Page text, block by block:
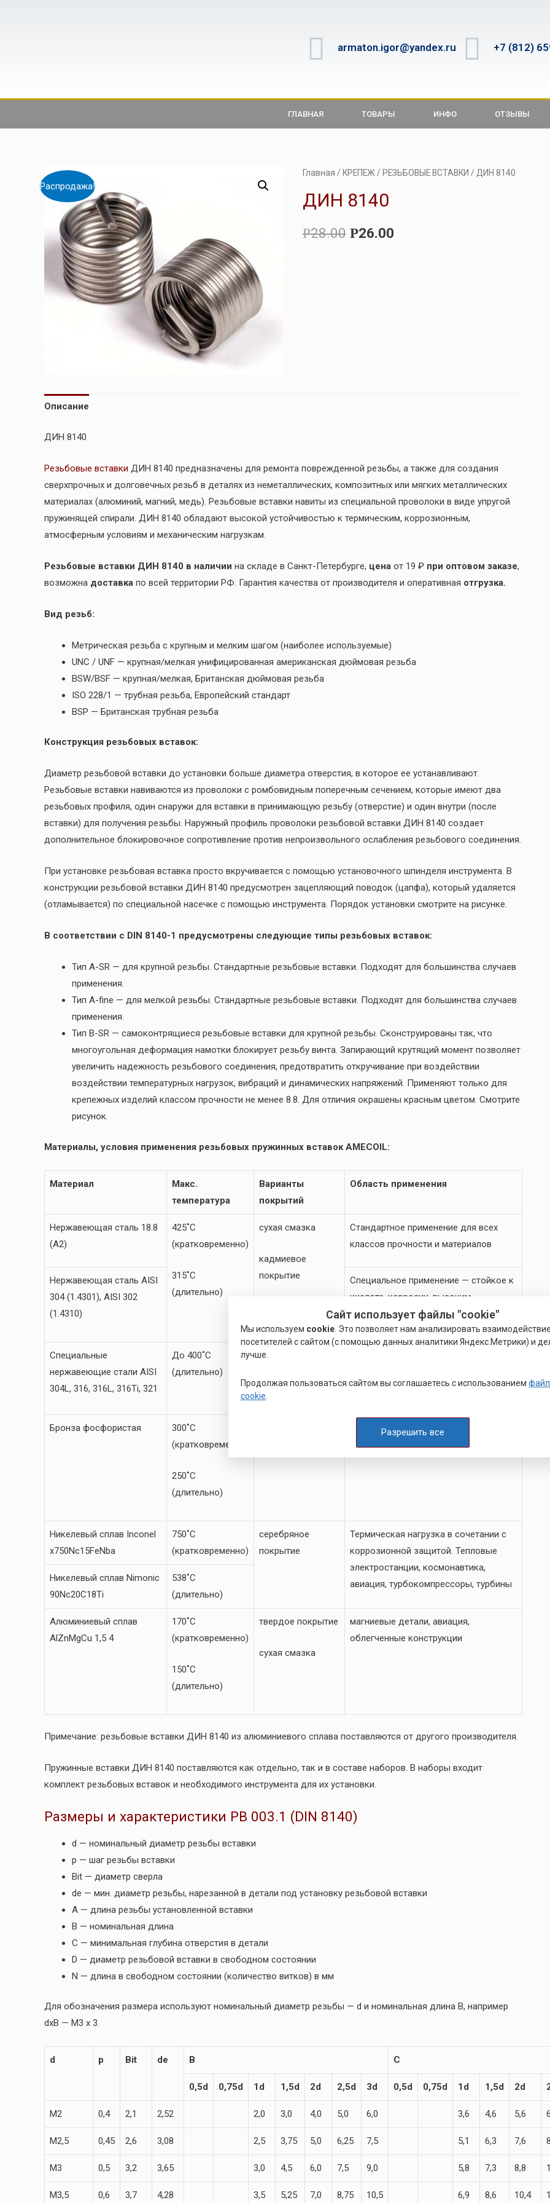
armaton.igor@yandex.ru +7 (812)
ГЛАВНАЯ ТОВАРЫ ИНФО ОТЗЫВЫ
Распродажа!
Главная / КРЕПЕЖ / РЕЗЬБОВЫЕ ВСТАВКИ / ДИН 8140
ДИН 8140
Р28.00 Р26.00
Описание
ДИН 8140
Резьбовые вставки ДИН 8140 предназначены для ремонта поврежденной резьбы, а также для создания
сверхпрочных и долговечных резьб в деталях из неметаллических, композитных или мягких металлических
материалах (алюминий, магний, медь). Резьбовые вставки навиты из специальной проволоки в виде упругой
пружинящей спирали. ДИН 8140 обладают высокой устойчивостью к термическим, коррозионным,
атмосферным условиям и механическим нагрузкам.
Резьбовые вставки ДИН 8140 в наличии на складе в Санкт-Петербурге, цена от 19 ₽ при оптовом заказе,
возможна доставка по всей территории РФ. Гарантия качества от производителя и оперативная отгрузка.
Вид резьб:
Метрическая резьба с крупным и мелким шагом (наиболее используемые)
UNC / UNF — крупная/мелкая унифицированная американская дюймовая резьба
BSW/BSF — крупная/мелкая, Британская дюймовая резьба
ISO 228/1 — трубная резьба, Европейский стандарт
BSP — Британская трубная резьба
Конструкция резьбовых вставок:
Диаметр резьбовой вставки до установки больше диаметра отверстия, в которое ее устанавливают.
Резьбовые вставки навиваются из проволоки с ромбовидным поперечным сечением, которые имеют два
резьбовых профиля, один снаружи для вставки в принимающую резьбу (отверстие) и один внутри (после
вставки) для получения резьбы. Наружный профиль проволоки резьбовой вставки ДИН 8140 создает
дополнительное блокировочное сопротивление против непроизвольного ослабления резьбового соединения.
При установке резьбовая вставка просто вкручивается с помощью установочного шпинделя инструмента. В
конструкции резьбовой вставки ДИН 8140 предусмотрен зацепляющий поводок (цапфа), который удаляется
(отламывается) по специальной насечке с помощью инструмента. Порядок установки смотрите на рисунке.
В соответствии с DIN 8140-1 предусмотрены следующие типы резьбовых вставок:
Тип A-SR — для крупной резьбы. Стандартные резьбовые вставки. Подходят для большинства случаев
применения.
Тип A-fine — для мелкой резьбы. Стандартные резьбовые вставки. Подходят для большинства случаев
применения.
Тип B-SR — самоконтрящиеся резьбовые вставки для крупной резьбы. Сконструированы так, что
многоугольная деформация намотки блокирует резьбу винта. Запирающий крутящий момент позволяет
увеличить надежность резьбового соединения, предотвратить откручивание при воздействии
воздействии температурных нагрузок, вибраций и динамических напряжений. Применяют только для
крепежных изделий классом прочности не менее 8.8. Для отличия окрашены красным цветом. Смотрите
рисунок.
Материалы, условия применения резьбовых пружинных вставок AMECOIL:
Материал
Макс.
температура
Варианты
покрытий
Область применения
Нержавеющая сталь 18.8
(A2)
425˚C
(кратковременно)
315˚C
(длительно)
сухая смазка
кадмиевое
покрытие
цинкование
амальгамирование
Стандартное применение для всех
классов прочности и материалов
Нержавеющая сталь AISI
304 (1.4301), AISI 302
(1.4310)
Специальное применение — стойкое к
кислоте, коррозии, высоким
температурам, немагнитным изделиям
Специальные
нержавеющие стали AISI
304L, 316, 316L, 316Ti, 321
До 400˚C
(длительно)
Бронза фосфористая
300˚C
(кратковременно)
250˚C
(длительно)
Детали из меди и ее сплавов
Никелевый сплав Inconel
x750Nc15FeNba
750˚C
(кратковременно)
серебряное
покрытие
Термическая нагрузка в сочетании с
коррозионной защитой. Тепловые
электростанции, космонавтика,
авиация, турбокомпрессоры, турбины
Никелевый сплав Nimonic
90Nc20C18Ti
538˚C
(длительно)
Алюминиевый сплав
AlZnMgCu 1,5 4
170˚C
(кратковременно)
150˚C
(длительно)
твердое покрытие
сухая смазка
магниевые детали, авиация,
облегченные конструкции
Примечание: резьбовые вставки ДИН 8140 из алюминиевого сплава поставляются от другого производителя.
Пружинные вставки ДИН 8140 поставляются как отдельно, так и в составе наборов. В наборы входит
комплект резьбовых вставок и необходимого инструмента для их установки.
Размеры и характеристики РВ 003.1 (DIN 8140)
d — номинальный диаметр резьбы вставки
p — шаг резьбы вставки
Bit — диаметр сверла
de — мин. диаметр резьбы, нарезанной в детали под установку резьбовой вставки
A — длина резьбы установленной вставки
B — номинальная длина
C — минимальная глубина отверстия в детали
D — диаметр резьбовой вставки в свободном состоянии
N — длина в свободном состоянии (количество витков) в мм
Для обозначения размера используют номинальный диаметр резьбы — d и номинальная длина B, например
dxB — M3 x 3.
d p Bit de B C
0,5d 0,75d 1d 1,5d 2d 2,5d 3d 0,5d 0,75d 1d 1,5d 2d
M2 0,4 2,1 2,52 2,0 3,0 4,0 5,0 6,0 3,6 4,6 5,6
M2,5 0,45 2,6 3,08 2,5 3,75 5,0 6,25 7,5 5,1 6,3 7,6
M3 0,5 3,2 3,65 3,0 4,5 6,0 7,5 9,0 5,8 7,3 8,8
M3,5 0,6 3,7 4,28 3,5 5,25 7,0 8,75 10,5 6,9 8,6 10,4
Сайт использует файлы "cookie"
Мы используем cookie . Это позволяет нам анализировать
посетителей с сайтом (с помощью данных аналитики Яндекс.Метрики) и
лучше.
Продолжая пользоваться сайтом вы соглашаетесь с использованием
cookie
Разрешить все